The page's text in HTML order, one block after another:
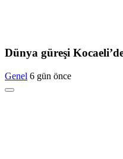
Dünya güreşi
Genel 6 gün önce